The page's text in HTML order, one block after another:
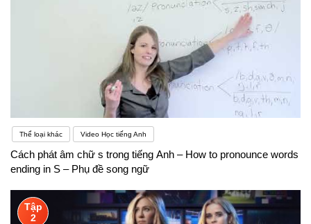
Thể loại khác Video Học tiếng Anh
Cách phát âm chữ s trong tiếng Anh – How to pronounce words
ending in S – Phụ đề song ngữ
Tập
2